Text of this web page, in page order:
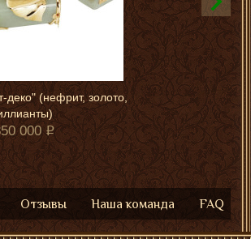
деко" (нефрит, золото,
000
Отзывы Наша команда FAQ